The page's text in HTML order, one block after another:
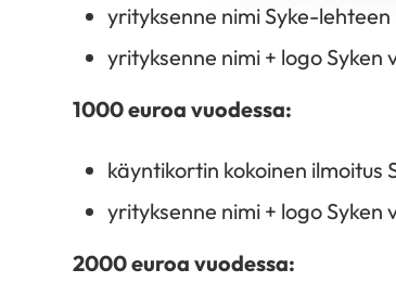
yrityksenne nimi Syke-lehteen
yrityksenne nimi + logo Syken
1000 euroa vuodessa:
käyntikortin kokoinen ilmoitus
yrityksenne nimi + logo Syken
2000 euroa vuodessa: